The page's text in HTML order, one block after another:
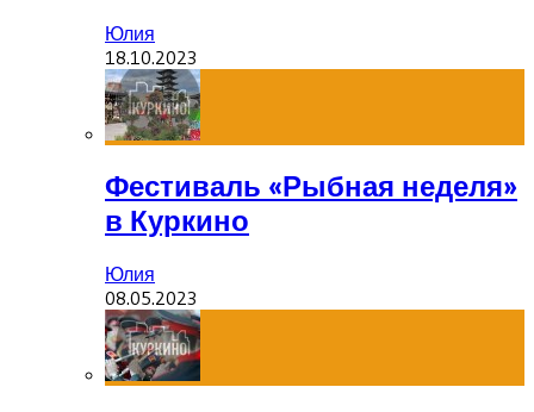
Юлия
18.10.2023
Фестиваль «Рыбная неделя»
в Куркино
Юлия
08.05.2023